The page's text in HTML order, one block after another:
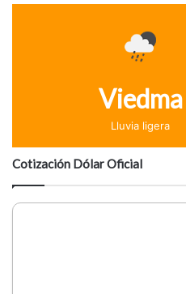
Viedma
Lluvia ligera
Cotización Dólar Oficial